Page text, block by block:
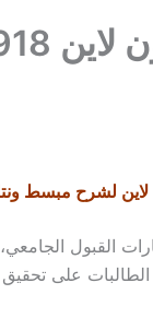
لشرح مبسط
القبول
على